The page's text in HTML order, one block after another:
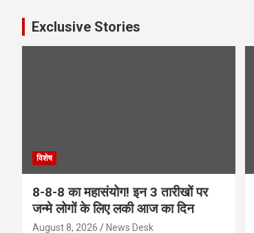
Exclusive Stories
विशेष
8-8-8 का महासंयोग! इन 3 तारीखों पर
जन्मे लोगों के लिए लकी आज का दिन
August 8, 2026 News Desk